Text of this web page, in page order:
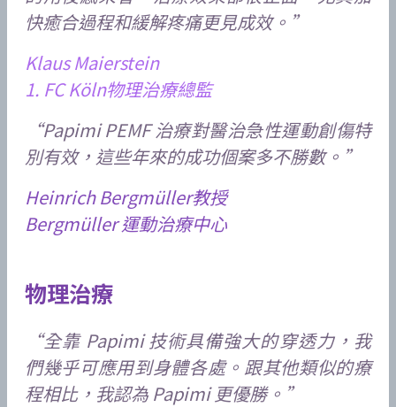
快癒合過程和緩解疼痛更見成效。”
Klaus Maierstein
1. FC Köln物理治療總監
“Papimi PEMF 治療對醫治急性運動創傷特
別有效，這些年來的成功個案多不勝數。”
Heinrich Bergmüller教授
Bergmüller 運動治療中心
物理治療
“全靠 Papimi 技術具備強大的穿透力，我
們幾乎可應用到身體各處。跟其他類似的療
程相比，我認為 Papimi 更優勝。”